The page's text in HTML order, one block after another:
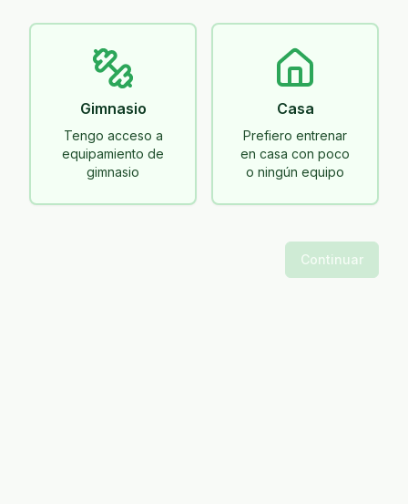
Gimnasio
Tengo acceso a
equipamiento de
gimnasio
Casa
Prefiero entrenar
en casa con poco
o ningún equipo
Continuar